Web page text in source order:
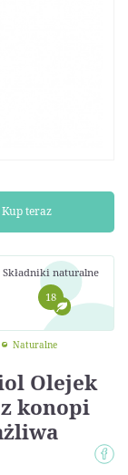
Olejek
konopi
Kup teraz
Składniki naturalne
18
Naturalne